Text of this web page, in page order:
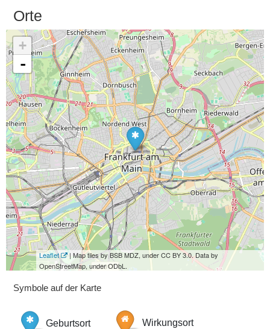
Orte
+
-
Leaflet
| Map tiles by BSB MDZ, under CC BY 3.0. Data by
OpenStreetMap, under ODbL.
Symbole auf der Karte
Geburtsort Wirkungsort